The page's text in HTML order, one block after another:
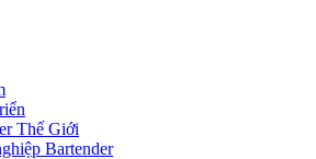
Thế Giới
Bartender